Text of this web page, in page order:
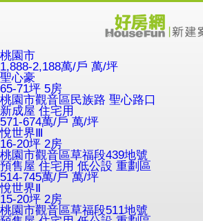
桃園市
1,888-2,188萬/戶 萬/坪
聖心豪
65-71坪 5房
桃園市觀音區民族路 聖心路口
新成屋 住宅用
571-674萬/戶 萬/坪
悅世界Ⅲ
16-20坪 2房
桃園市觀音區草福段439地號
預售屋 住宅用 低公設 重劃區
514-745萬/戶 萬/坪
悅世界Ⅱ
15-20坪 2房
桃園市觀音區草福段511地號